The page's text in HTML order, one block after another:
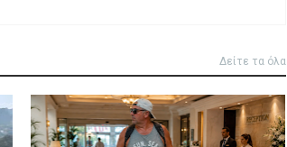
Δείτε τα όλα